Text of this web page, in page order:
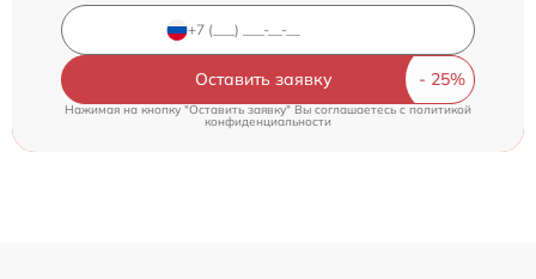
Оставить заявку
Нажимая на кнопку "Оставить заявку" Вы соглашаетесь cполитикой
конфиденциальности